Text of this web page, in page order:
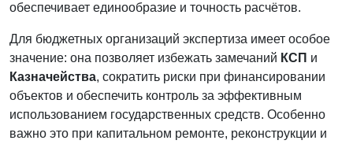
обеспечивает единообразие и точность расчётов.
Для бюджетных организаций экспертиза имеет особое
значение: она позволяет избежать замечаний КСП и
Казначейства, сократить риски при финансировании
объектов и обеспечить контроль за эффективным
использованием государственных средств. Особенно
важно это при капитальном ремонте, реконструкции и